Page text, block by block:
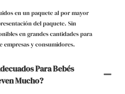
en un paquete al por mayor
del paquete. Sin
en grandes cantidades para
empresas y consumidores.
Para Bebés
Mucho?